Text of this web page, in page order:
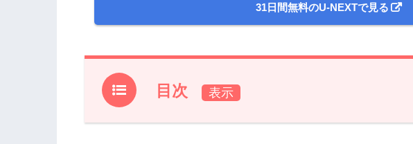
31日間無料のU-NEXTで見る
目次
1.アニメ『【推しの子】』前回第8話のあらすじと振り返り